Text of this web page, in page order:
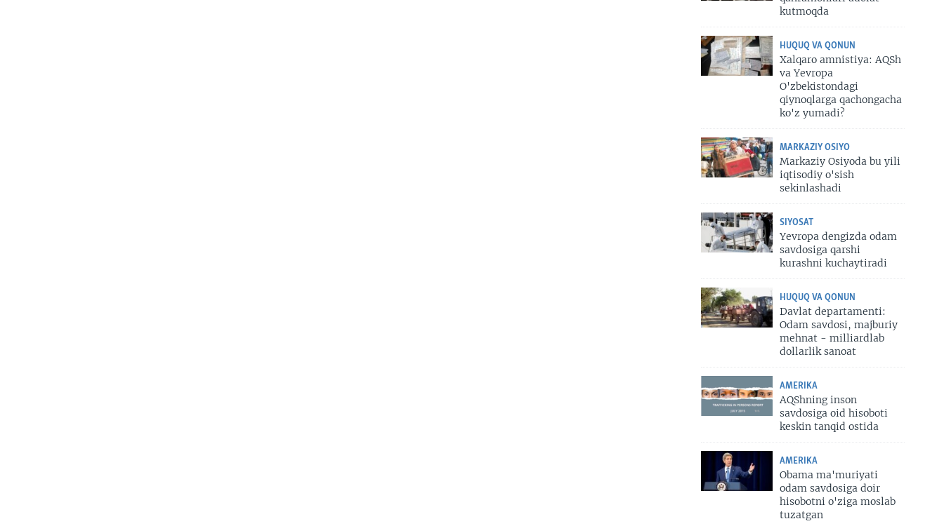
kutmoqda
HUQUQ VA QONUN
Xalqaro amnistiya: AQSh
va Yevropa
O'zbekistondagi
qiynoqlarga qachongacha
ko'z yumadi?
MARKAZIY OSIYO
Markaziy Osiyoda bu yili
iqtisodiy o'sish
sekinlashadi
SIYOSAT
Yevropa dengizda odam
savdosiga qarshi
kurashni kuchaytiradi
HUQUQ VA QONUN
Davlat departamenti:
Odam savdosi, majburiy
mehnat - milliardlab
dollarlik sanoat
AMERIKA
AQShning inson
savdosiga oid hisoboti
keskin tanqid ostida
AMERIKA
Obama ma'muriyati
odam savdosiga doir
hisobotni o'ziga moslab
tuzatgan